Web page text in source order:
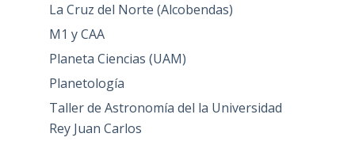
La Cruz del Norte (Alcobendas)
M1 y CAA
Planeta Ciencias (UAM)
Planetología
Taller de Astronomía del la Universidad
Rey Juan Carlos